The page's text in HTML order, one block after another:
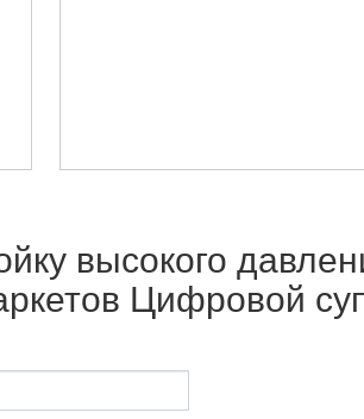
высокого
Цифровой